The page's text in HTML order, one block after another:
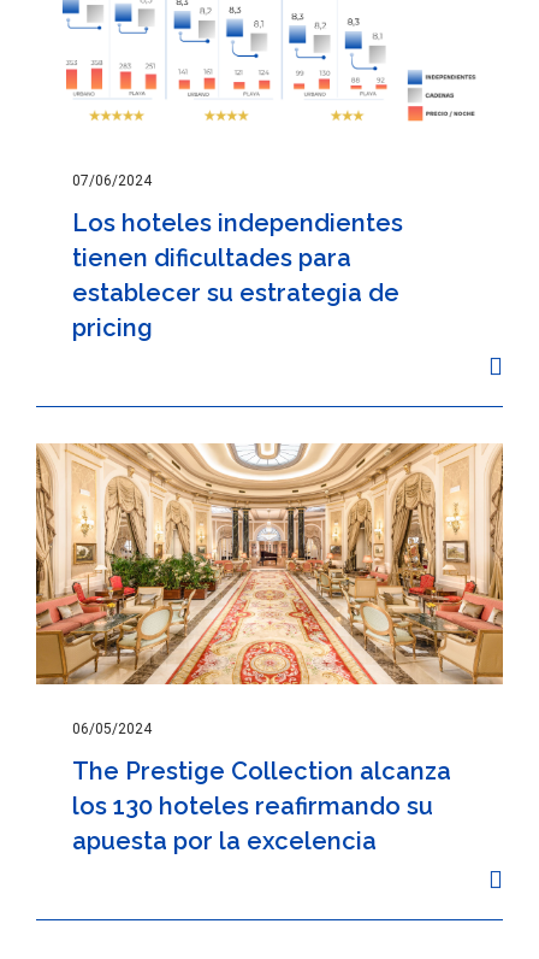
07/06/2024
Los hoteles independientes
tienen dificultades para
establecer su estrategia de
pricing
06/05/2024
The Prestige Collection alcanza
los 130 hoteles reafirmando su
apuesta por la excelencia